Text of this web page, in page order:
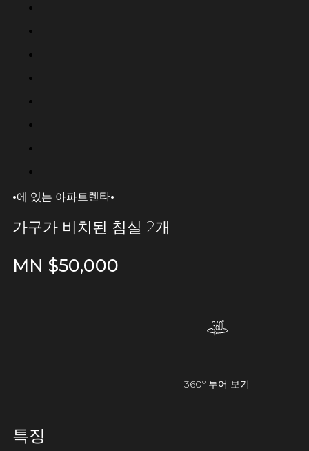
·에 있는 아파트렌타·
가구가 비치된 침실 2개
MN $50,000
360º 투어 보기
특징